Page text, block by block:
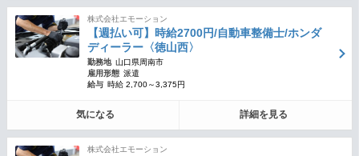
株式会社エモーション
【週払い可】時給2700円/自動車整備士/ホンダ
ディーラー〈徳山西〉
勤務地 山口県周南市
雇用形態 派遣
給与 時給 2,700～3,375円
気になる 詳細を見る
株式会社エモーション